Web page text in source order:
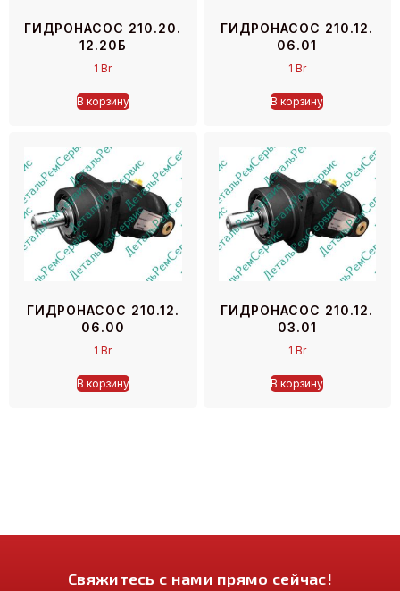
ГИДРОНАСОС 210.20.
12.20Б
1Br
В корзину
ГИДРОНАСОС 210.12.
06.01
1 Br
В корзину
ГИДРОНАСОС 210.12.
06.00
1Br
В корзину
ГИДРОНАСОС 210.12.
03.01
1 Br
В корзину
Свяжитесь с нами прямо сейчас!